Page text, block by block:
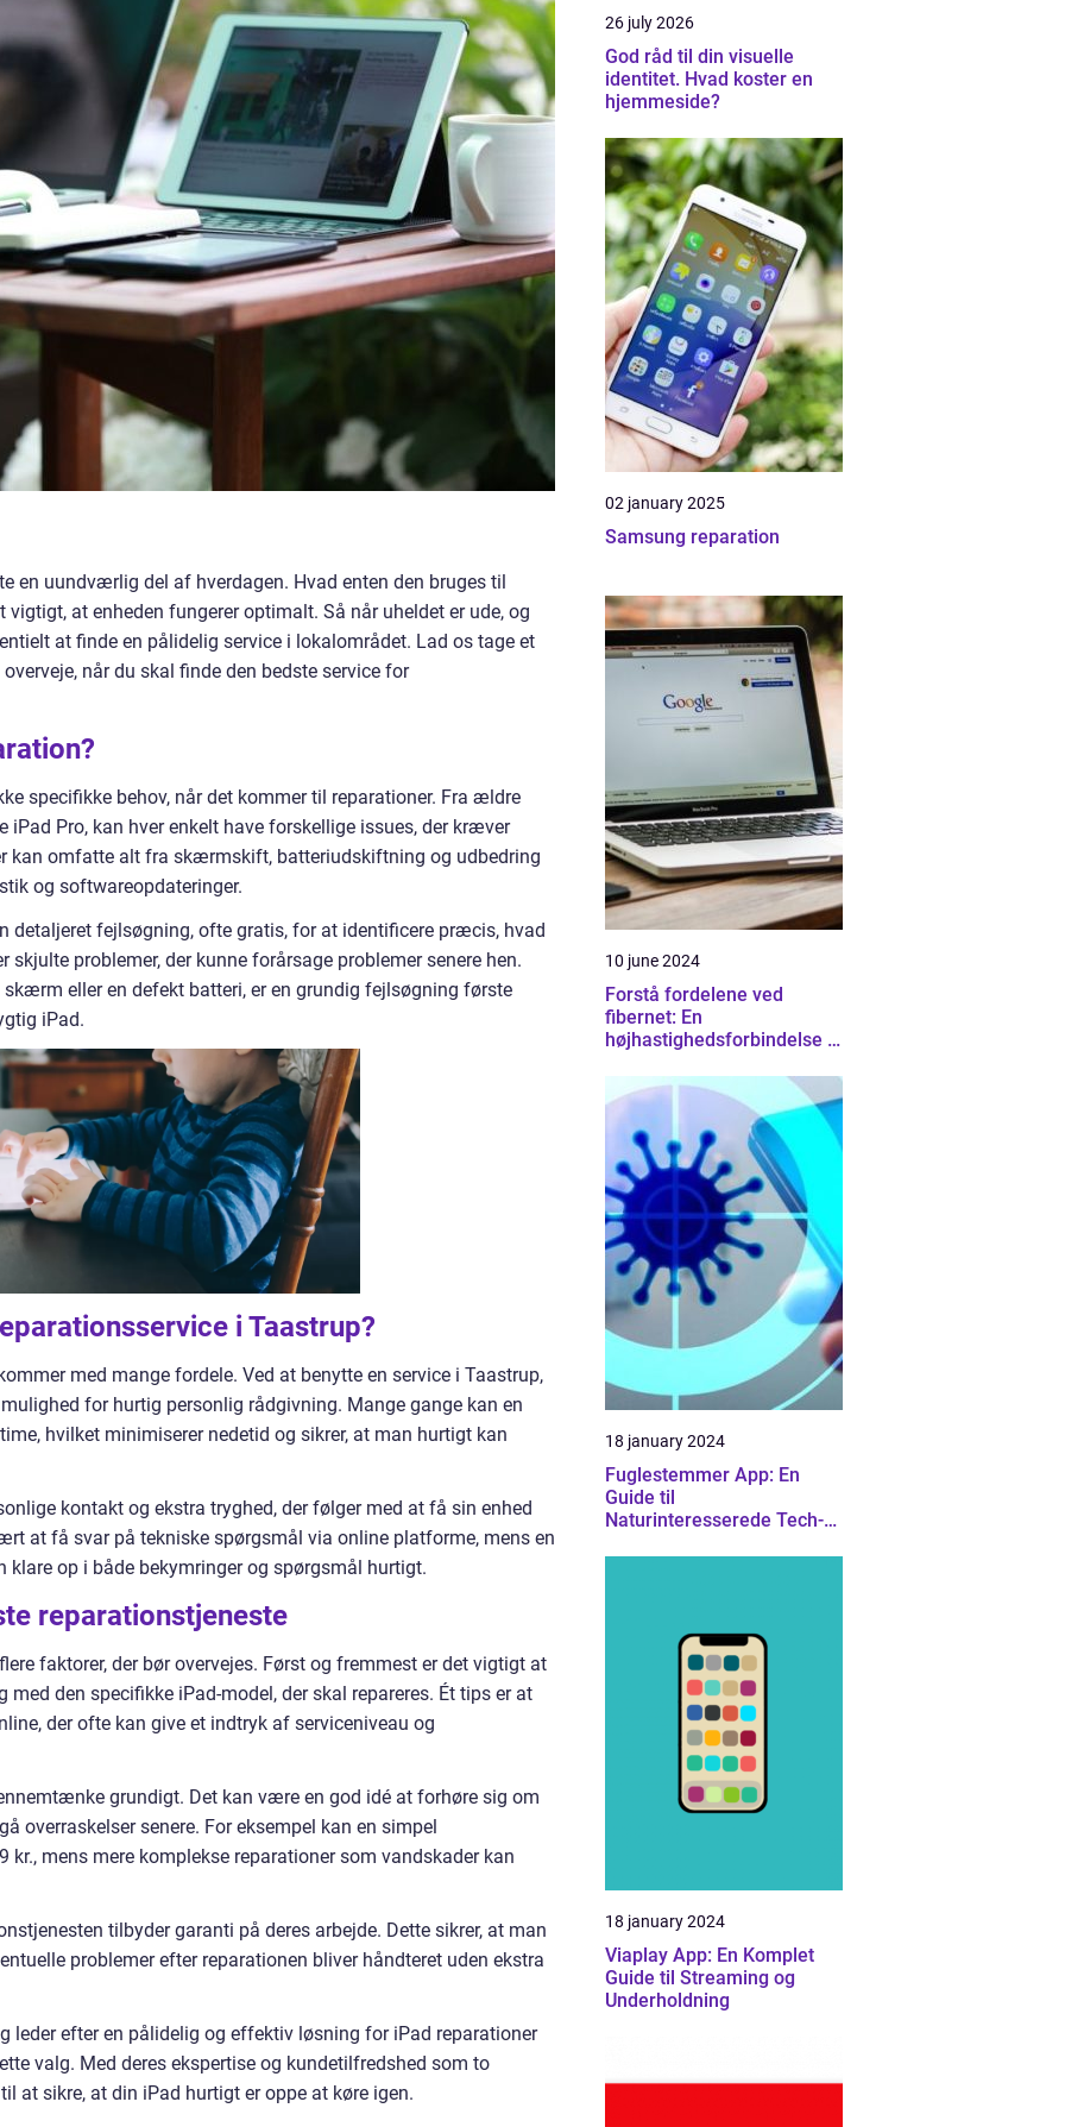
en uundværlig del af hverdagen. Hvad enten den bruges til
vigtigt, at enheden fungerer optimalt. Så når uheldet er ude, og
at finde en pålidelig service i lokalområdet. Lad os tage et
når du skal finde den bedste service for
specifikke behov, når det kommer til reparationer. Fra ældre
Pro, kan hver enkelt have forskellige issues, der kræver
kan omfatte alt fra skærmskift, batteriudskiftning og udbedring
og softwareopdateringer.
detaljeret fejlsøgning, ofte gratis, for at identificere præcis, hvad
skjulte problemer, der kunne forårsage problemer senere hen.
eller en defekt batteri, er en grundig fejlsøgning første
iPad.
i Taastrup?
med mange fordele. Ved at benytte en service i Taastrup,
for hurtig personlig rådgivning. Mange gange kan en
hvilket minimiserer nedetid og sikrer, at man hurtigt kan
kontakt og ekstra tryghed, der følger med at få sin enhed
at få svar på tekniske spørgsmål via online platforme, mens en
klare op i både bekymringer og spørgsmål hurtigt.
reparationstjeneste
faktorer, der bør overvejes. Først og fremmest er det vigtigt at
den specifikke iPad-model, der skal repareres. Ét tips er at
der ofte kan give et indtryk af serviceniveau og
grundigt. Det kan være en god idé at forhøre sig om
overraskelser senere. For eksempel kan en simpel
mens mere komplekse reparationer som vandskader kan
tilbyder garanti på deres arbejde. Dette sikrer, at man
problemer efter reparationen bliver håndteret uden ekstra
leder efter en pålidelig og effektiv løsning for iPad reparationer
valg. Med deres ekspertise og kundetilfredshed som to
at sikre, at din iPad hurtigt er oppe at køre igen.
26 july 2026
God råd til din visuelle
identitet. Hvad koster en
hjemmeside?
02 january 2025
Samsung reparation
10 june 2024
Forstå fordelene ved
fibernet: En
højhastighedsforbindelse til
18 january 2024
Fuglestemmer App: En
Guide til
Naturinteresserede Tech-
18 january 2024
Viaplay App: En Komplet
Guide til Streaming og
Underholdning